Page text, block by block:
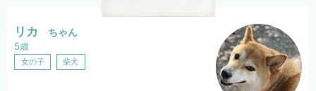
リカ ちゃん
5歳
女の子 柴犬